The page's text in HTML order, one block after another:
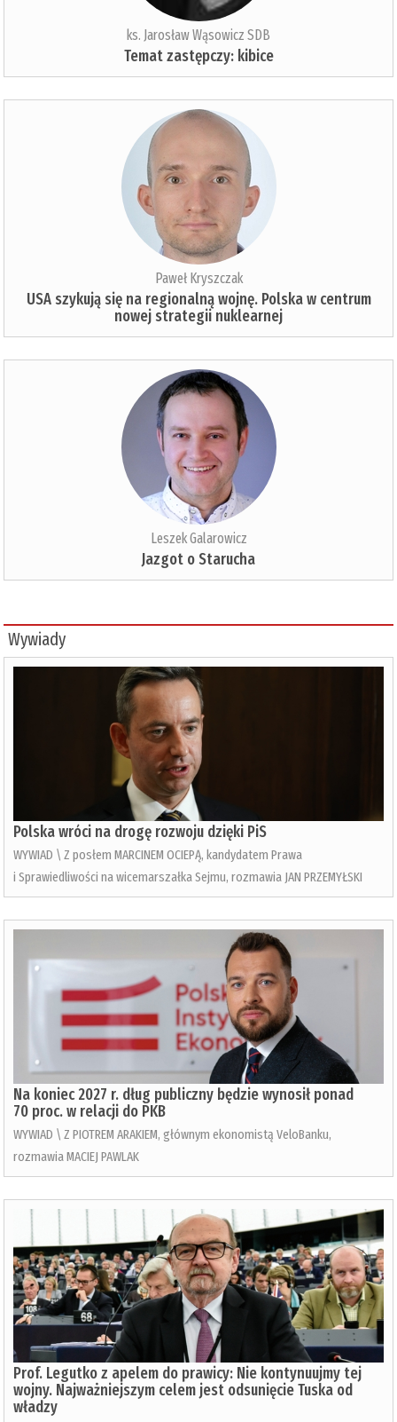
ks. Jarosław Wąsowicz SDB
Temat zastępczy: kibice
Paweł Kryszczak
USA szykują się na regionalną wojnę. Polska w centrum
nowej strategii nuklearnej
Leszek Galarowicz
Jazgot o Starucha
Wywiady
Polska wróci na drogę rozwoju dzięki PiS
WYWIAD \ Z posłem MARCINEM OCIEPĄ, kandydatem Prawa
i Sprawiedliwości na wicemarszałka Sejmu, rozmawia JAN PRZEMYŁSKI
Na koniec 2027 r. dług publiczny będzie wynosił ponad
70 proc. w relacji do PKB
WYWIAD \ Z PIOTREM ARAKIEM, głównym ekonomistą VeloBanku,
rozmawia MACIEJ PAWLAK
Prof. Legutko z apelem do prawicy: Nie kontynuujmy tej
wojny. Najważniejszym celem jest odsunięcie Tuska od
władzy